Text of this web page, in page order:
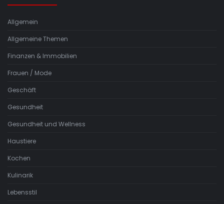
Allgemein
Allgemeine Themen
Finanzen & Immobilien
Frauen / Mode
Geschäft
Gesundheit
Gesundheit und Wellness
Haustiere
Kochen
Kulinarik
Lebensstil